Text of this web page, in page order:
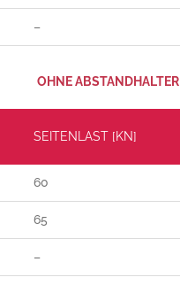
–
OHNE ABSTANDHALTER
SEITENLAST [KN]
60
65
–